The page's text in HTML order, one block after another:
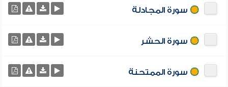
سورة المجادلة
سورة الحشر
سورة الممتحنة